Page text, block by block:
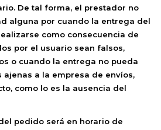
De tal forma, el prestador no
alguna por cuando la entrega del
como consecuencia de
por el usuario sean falsos,
o cuando la entrega no pueda
ajenas a la empresa de envíos,
como lo es la ausencia del
pedido será en horario de